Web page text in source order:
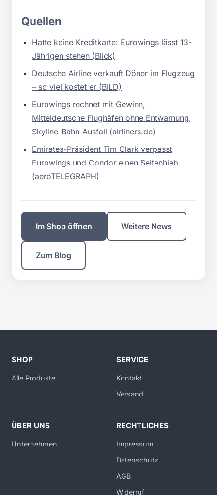
Quellen
Hatte keine Kreditkarte: Eurowings lässt 13-
Jährigen stehen (Blick)
Deutsche Airline verkauft Döner im Flugzeug
– so viel kostet er (BILD)
Eurowings rechnet mit Gewinn,
Mitteldeutsche Flughäfen ohne Entwarnung,
Skyline-Bahn-Ausfall (airliners.de)
Emirates-Präsident Tim Clark verpasst
Eurowings und Condor einen Seitenhieb
(aeroTELEGRAPH)
Im Shop öffnen Weitere News
Zum Blog
SHOP
Alle Produkte
SERVICE
Kontakt
Versand
ÜBER UNS
Unternehmen
RECHTLICHES
Impressum
Datenschutz
AGB
Widerruf